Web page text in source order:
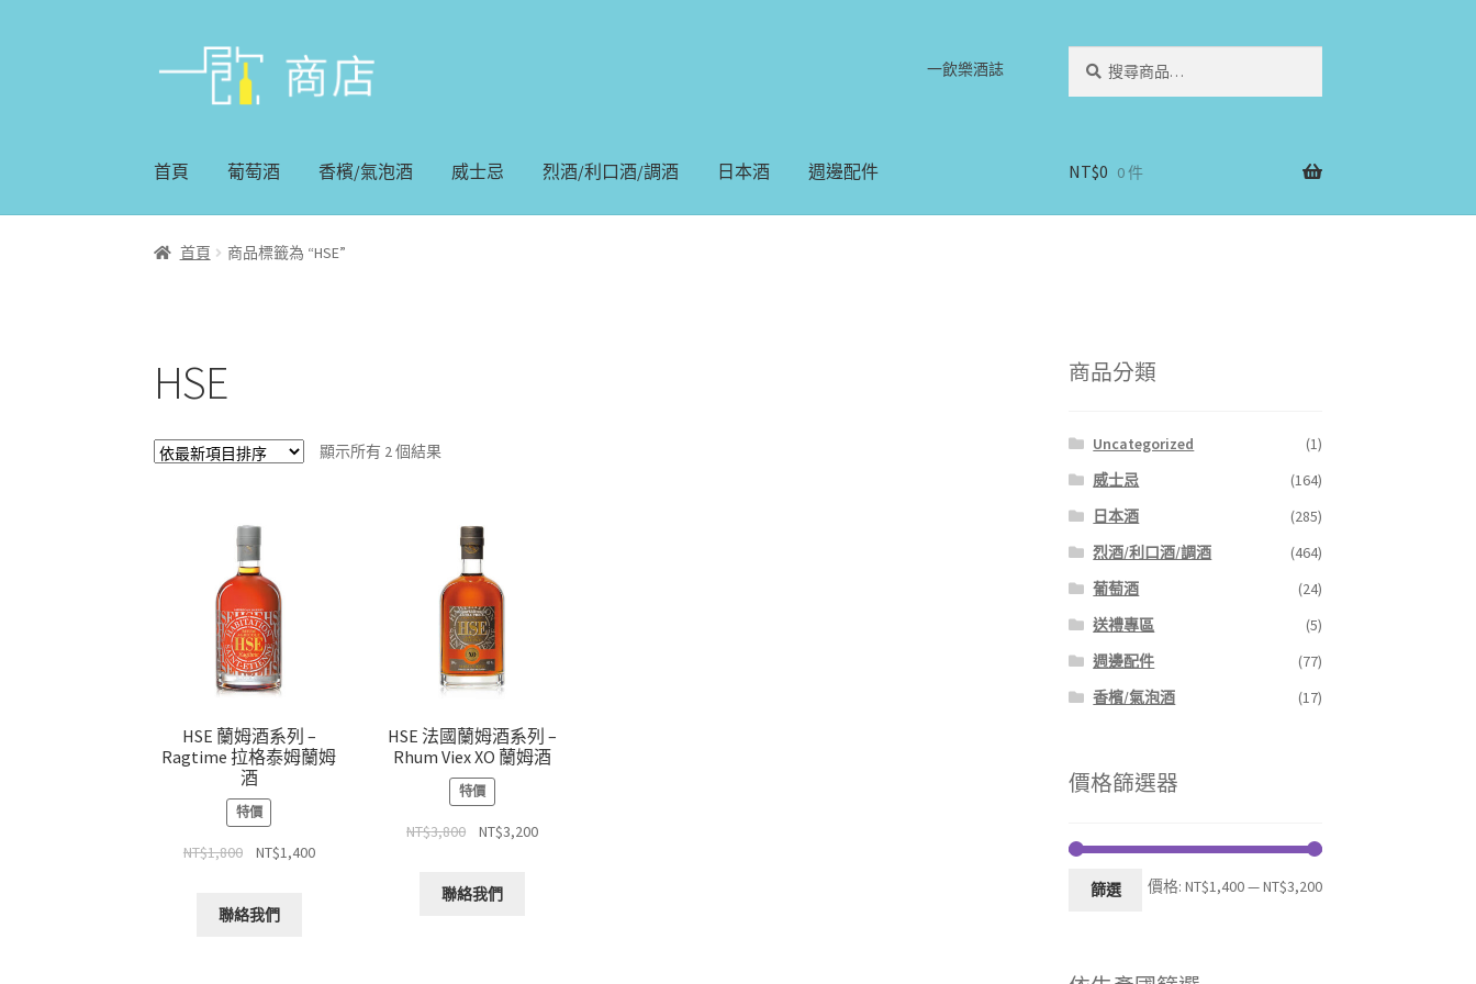
一飲樂酒誌
首頁 葡萄酒 香檳/氣泡酒 威士忌 烈酒/利口酒/調酒 日本酒 週邊配件 NT$0 0 件
首頁 商品標籤為 “HSE”
HSE
顯示所有 2 個結果
HSE 蘭姆酒系列 –
Ragtime 拉格泰姆蘭姆
酒
特價
NT$1,800 NT$1,400
聯絡我們
HSE 法國蘭姆酒系列 –
Rhum Viex XO 蘭姆酒
特價
NT$3,800 NT$3,200
聯絡我們
商品分類
Uncategorized
(1)
威士忌
(164)
日本酒
(285)
烈酒/利口酒/調酒
(464)
葡萄酒
(24)
送禮專區
(5)
週邊配件
(77)
香檳/氣泡酒
(17)
價格篩選器
最
最
篩選 價格: NT$1,400—NT$3,200